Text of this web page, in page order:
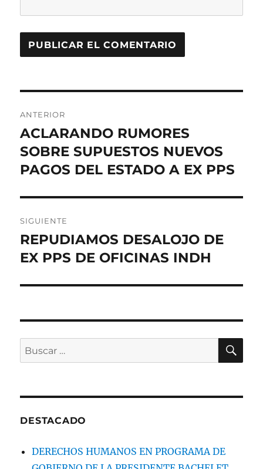
de
entradas
ANTERIOR
Entrada
anterior:
ACLARANDO RUMORES
SOBRE SUPUESTOS NUEVOS
PAGOS DEL ESTADO A EX PPS
SIGUIENTE
Entrada
siguiente:
REPUDIAMOS DESALOJO DE
EX PPS DE OFICINAS INDH
Buscar
por:
DESTACADO
DERECHOS HUMANOS EN PROGRAMA DE